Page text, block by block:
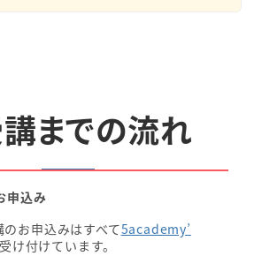
までの流れ
申込み
お申込みはすべて5academy’
け付けています。